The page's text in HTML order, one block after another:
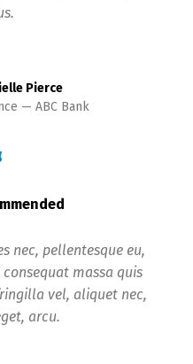
Pierce
ABC Bank
nec, pellentesque eu,
massa quis
vel, aliquet nec,
arcu.